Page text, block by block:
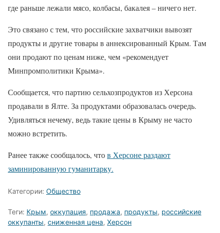
где раньше лежали мясо, колбасы, бакалея – ничего нет.
Это связано с тем, что российские захватчики вывозят
продукты и другие товары в аннексированный Крым. Там
они продают по ценам ниже, чем «рекомендует
Минпромполитики Крыма».
Сообщается, что партию сельхозпродуктов из Херсона
продавали в Ялте. За продуктами образовалась очередь.
Удивляться нечему, ведь такие цены в Крыму не часто
можно встретить.
Ранее также сообщалось, чтов Херсоне раздают
заминированную гуманитарку.
Категории: Общество
Теги: Крым, оккупация, продажа, продукты, российские
оккупанты, сниженная цена, Херсон